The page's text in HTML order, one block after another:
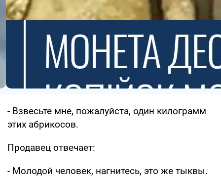
- Взвесьте мне, пожалуйста, один килограмм
этих абрикосов.
Продавец отвечает:
- Молодой человек, нагнитесь, это же тыквы.